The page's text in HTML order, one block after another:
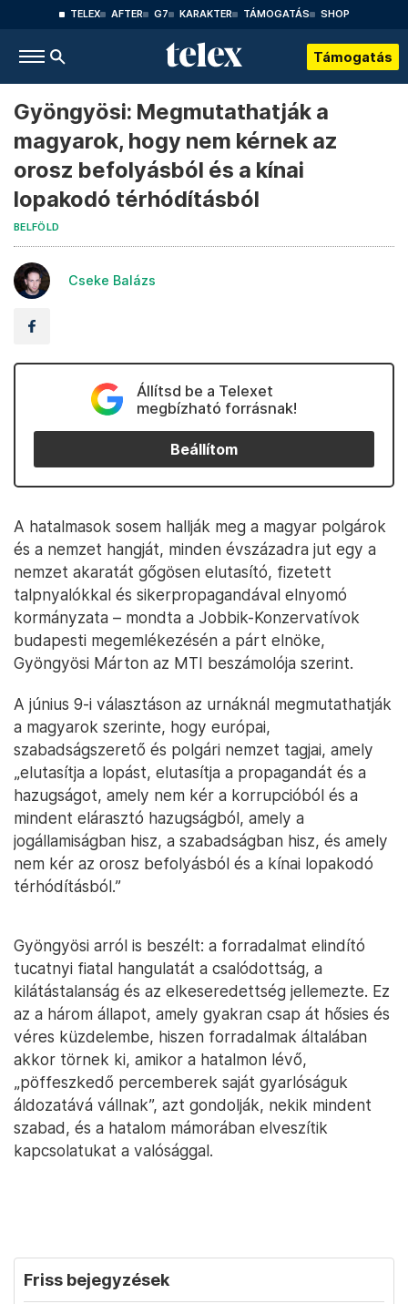
TELEX AFTER G7 KARAKTER TÁMOGATÁS SHOP
Támogatás
Gyöngyösi: Megmutathatják a
magyarok, hogy nem kérnek az
orosz befolyásból és a kínai
lopakodó térhódításból
BELFÖLD
Cseke Balázs
Állítsd be a Telexet
megbízható forrásnak!
Beállítom
A hatalmasok sosem hallják meg a magyar polgárok
és a nemzet hangját, minden évszázadra jut egy a
nemzet akaratát gőgösen elutasító, fizetett
talpnyalókkal és sikerpropagandával elnyomó
kormányzata – mondta a Jobbik-Konzervatívok
budapesti megemlékezésén a párt elnöke,
Gyöngyösi Márton az MTI beszámolója szerint.
A június 9-i választáson az urnáknál megmutathatják
a magyarok szerinte, hogy európai,
szabadságszerető és polgári nemzet tagjai, amely
„elutasítja a lopást, elutasítja a propagandát és a
hazugságot, amely nem kér a korrupcióból és a
mindent elárasztó hazugságból, amely a
jogállamiságban hisz, a szabadságban hisz, és amely
nem kér az orosz befolyásból és a kínai lopakodó
térhódításból.”
Gyöngyösi arról is beszélt: a forradalmat elindító
tucatnyi fiatal hangulatát a csalódottság, a
kilátástalanság és az elkeseredettség jellemezte. Ez
az a három állapot, amely gyakran csap át hősies és
véres küzdelembe, hiszen forradalmak általában
akkor törnek ki, amikor a hatalmon lévő,
„pöffeszkedő percemberek saját gyarlóságuk
áldozatává vállnak”, azt gondolják, nekik mindent
szabad, és a hatalom mámorában elveszítik
kapcsolatukat a valósággal.
Friss bejegyzések